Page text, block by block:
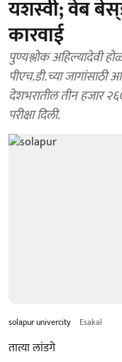
यशस्वी; वेब
कारवाई
पुण्यश्लोक अहिल्यादेवी
पीएच.डी.च्या जागांसाठी
देशभरातील तीन हजार
परीक्षा दिली.
solapur univercity Esakal
तात्या लांडगे